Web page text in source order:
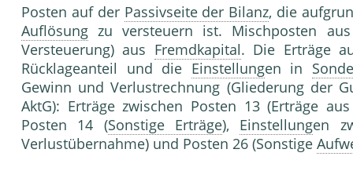
Posten auf der Passivseite der Bilanz, die
Auflösung zu versteuern ist. Mischposten
Versteuerung) aus Fremdkapital. Die Erträge
Rücklageanteil und die Einstellungen in
Gewinn und Verlustrechnung (Gliederung der
AktG): Erträge zwischen Posten 13 (Erträge
Posten 14 (Sonstige Erträge), Einstellungen
Verlustübernahme) und Posten 26 (Sonstige